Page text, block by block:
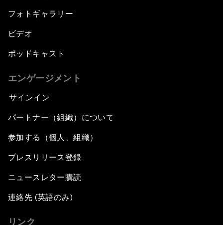
フォトギャラリー
ビデオ
ポッドキャスト
エンゲージメント
サインイン
パートナー（組織）について
参加する（個人、組織）
プレスリリース登録
ニュースレター購読
連絡先 (英語のみ)
リンク